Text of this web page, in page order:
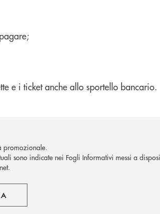
e i ticket anche allo sportello bancario.
promozionale.
sono indicate nei Fogli Informativi messi a